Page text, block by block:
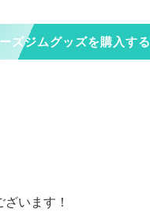
ズジムグッズを購入する
います！